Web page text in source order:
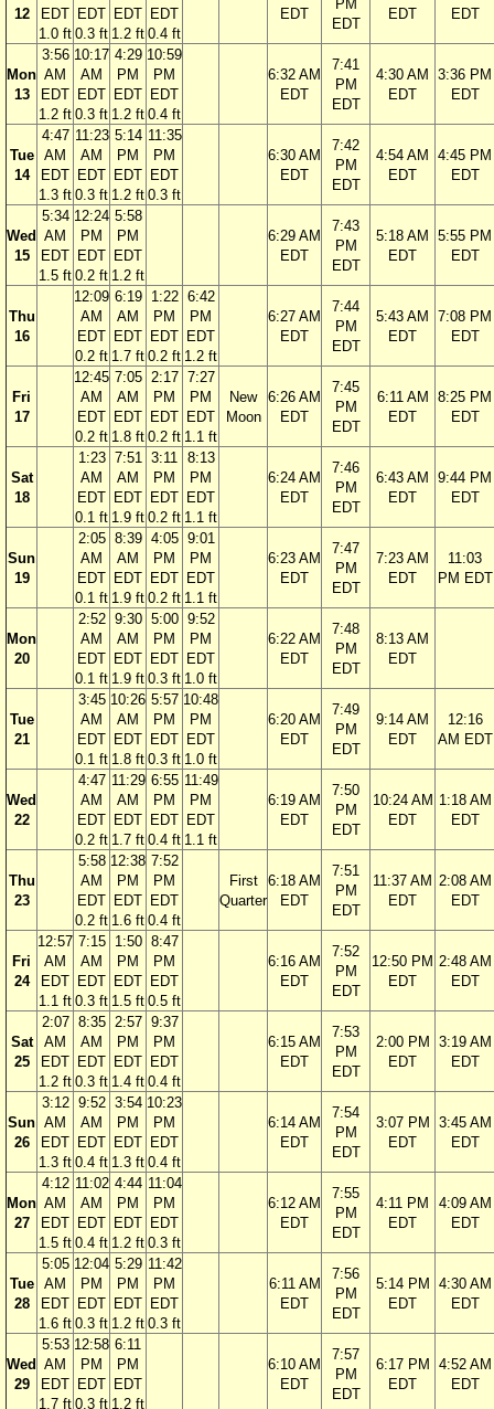
12
EDT
1.0 ft
EDT
0.3 ft
EDT
1.2 ft
EDT
0.4 ft
EDT
PM
EDT
EDT
EDT
Mon
13
3:56
AM
EDT
1.2 ft
10:17
AM
EDT
0.3 ft
4:29
PM
EDT
1.2 ft
10:59
PM
EDT
0.4 ft
6:32 AM
EDT
7:41
PM
EDT
4:30 AM
EDT
3:36 PM
EDT
Tue
14
4:47
AM
EDT
1.3 ft
11:23
AM
EDT
0.3 ft
5:14
PM
EDT
1.2 ft
11:35
PM
EDT
0.3 ft
6:30 AM
EDT
7:42
PM
EDT
4:54 AM
EDT
4:45 PM
EDT
Wed
15
5:34
AM
EDT
1.5 ft
12:24
PM
EDT
0.2 ft
5:58
PM
EDT
1.2 ft
6:29 AM
EDT
7:43
PM
EDT
5:18 AM
EDT
5:55 PM
EDT
Thu
16
12:09
AM
EDT
0.2 ft
6:19
AM
EDT
1.7 ft
1:22
PM
EDT
0.2 ft
6:42
PM
EDT
1.2 ft
6:27 AM
EDT
7:44
PM
EDT
5:43 AM
EDT
7:08 PM
EDT
Fri
17
12:45
AM
EDT
0.2 ft
7:05
AM
EDT
1.8 ft
2:17
PM
EDT
0.2 ft
7:27
PM
EDT
1.1 ft
New
Moon
6:26 AM
EDT
7:45
PM
EDT
6:11 AM
EDT
8:25 PM
EDT
Sat
18
1:23
AM
EDT
0.1 ft
7:51
AM
EDT
1.9 ft
3:11
PM
EDT
0.2 ft
8:13
PM
EDT
1.1 ft
6:24 AM
EDT
7:46
PM
EDT
6:43 AM
EDT
9:44 PM
EDT
Sun
19
2:05
AM
EDT
0.1 ft
8:39
AM
EDT
1.9 ft
4:05
PM
EDT
0.2 ft
9:01
PM
EDT
1.1 ft
6:23 AM
EDT
7:47
PM
EDT
7:23 AM
EDT
11:03
PM EDT
Mon
20
2:52
AM
EDT
0.1 ft
9:30
AM
EDT
1.9 ft
5:00
PM
EDT
0.3 ft
9:52
PM
EDT
1.0 ft
6:22 AM
EDT
7:48
PM
EDT
8:13 AM
EDT
Tue
21
3:45
AM
EDT
0.1 ft
10:26
AM
EDT
1.8 ft
5:57
PM
EDT
0.3 ft
10:48
PM
EDT
1.0 ft
6:20 AM
EDT
7:49
PM
EDT
9:14 AM
EDT
12:16
AM EDT
Wed
22
4:47
AM
EDT
0.2 ft
11:29
AM
EDT
1.7 ft
6:55
PM
EDT
0.4 ft
11:49
PM
EDT
1.1 ft
6:19 AM
EDT
7:50
PM
EDT
10:24 AM
EDT
1:18 AM
EDT
Thu
23
5:58
AM
EDT
0.2 ft
12:38
PM
EDT
1.6 ft
7:52
PM
EDT
0.4 ft
First
Quarter
6:18 AM
EDT
7:51
PM
EDT
11:37 AM
EDT
2:08 AM
EDT
Fri
24
12:57
AM
EDT
1.1 ft
7:15
AM
EDT
0.3 ft
1:50
PM
EDT
1.5 ft
8:47
PM
EDT
0.5 ft
6:16 AM
EDT
7:52
PM
EDT
12:50 PM
EDT
2:48 AM
EDT
Sat
25
2:07
AM
EDT
1.2 ft
8:35
AM
EDT
0.3 ft
2:57
PM
EDT
1.4 ft
9:37
PM
EDT
0.4 ft
6:15 AM
EDT
7:53
PM
EDT
2:00 PM
EDT
3:19 AM
EDT
Sun
26
3:12
AM
EDT
1.3 ft
9:52
AM
EDT
0.4 ft
3:54
PM
EDT
1.3 ft
10:23
PM
EDT
0.4 ft
6:14 AM
EDT
7:54
PM
EDT
3:07 PM
EDT
3:45 AM
EDT
Mon
27
4:12
AM
EDT
1.5 ft
11:02
AM
EDT
0.4 ft
4:44
PM
EDT
1.2 ft
11:04
PM
EDT
0.3 ft
6:12 AM
EDT
7:55
PM
EDT
4:11 PM
EDT
4:09 AM
EDT
Tue
28
5:05
AM
EDT
1.6 ft
12:04
PM
EDT
0.3 ft
5:29
PM
EDT
1.2 ft
11:42
PM
EDT
0.3 ft
6:11 AM
EDT
7:56
PM
EDT
5:14 PM
EDT
4:30 AM
EDT
Wed
29
5:53
AM
EDT
1.7 ft
12:58
PM
EDT
0.3 ft
6:11
PM
EDT
1.2 ft
6:10 AM
EDT
7:57
PM
EDT
6:17 PM
EDT
4:52 AM
EDT